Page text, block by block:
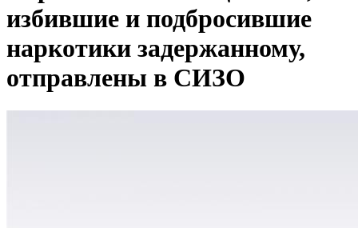
избившие и подбросившие
наркотики задержанному,
отправлены в СИЗО